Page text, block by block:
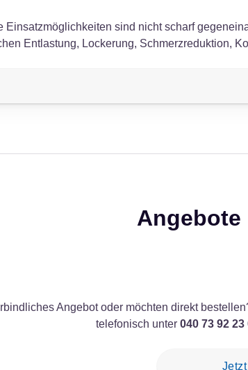
Einsatzmöglichkeiten sind nicht scharf
Entlastung, Lockerung, Schmerzreduktion,
Angebot oder möchten direkt
telefonisch unter 040 73 92 23